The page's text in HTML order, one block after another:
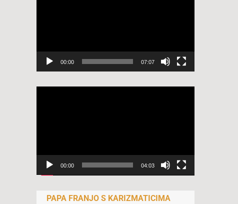
00:00 07:07
00:00 04:03
PAPA FRANJO S KARIZMATICIMA